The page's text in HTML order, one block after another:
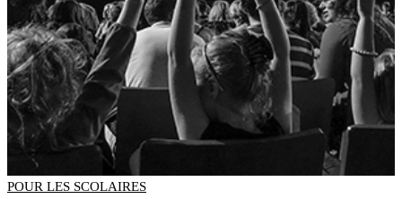
POUR LES SCOLAIRES